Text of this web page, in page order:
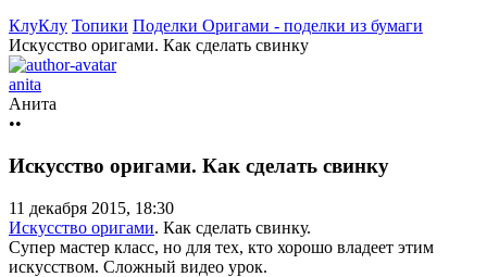
КлуКлу Топики Поделки Оригами - поделки из бумаги
Искусство оригами. Как сделать свинку
anita
Анита
••
Искусство оригами. Как сделать свинку
11 декабря 2015, 18:30
Искусство оригами. Как сделать свинку.
Супер мастер класс, но для тех, кто хорошо владеет этим
искусством. Сложный видео урок.